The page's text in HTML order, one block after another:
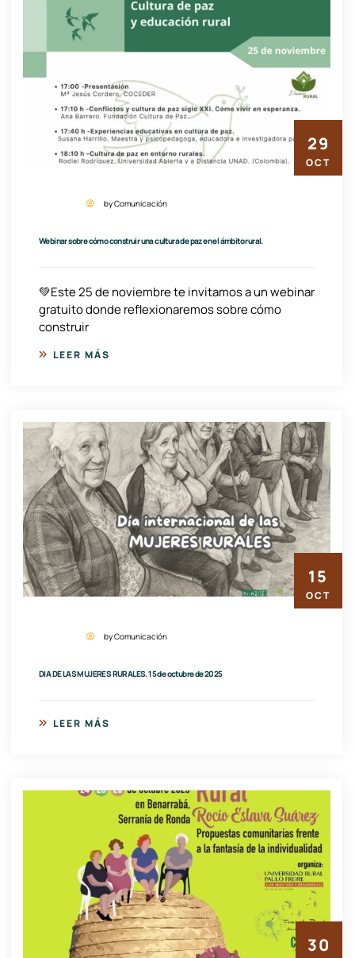
by Comunicación
Webinar sobre cómo construir una cultura de paz en el ámbito rural.
💚Este 25 de noviembre te invitamos a un webinar
gratuito donde reflexionaremos sobre cómo
construir
LEER MÁS
29
OCT
by Comunicación
DIA DE LAS MUJERES RURALES. 15 de octubre de 2025
LEER MÁS
15
OCT
30